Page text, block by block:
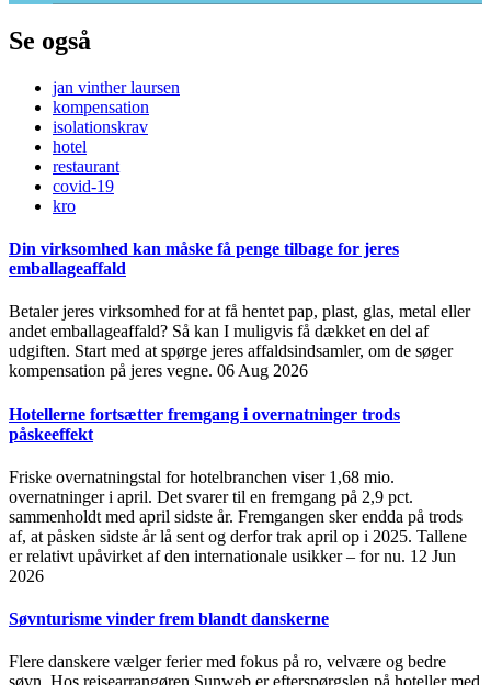
Se også
jan vinther laursen
kompensation
isolationskrav
hotel
restaurant
covid-19
kro
Din virksomhed kan måske få penge tilbage for jeres
emballageaffald
Betaler jeres virksomhed for at få hentet pap, plast, glas, metal eller
andet emballageaffald? Så kan I muligvis få dækket en del af
udgiften. Start med at spørge jeres affaldsindsamler, om de søger
kompensation på jeres vegne. 06 Aug 2026
Hotellerne fortsætter fremgang i overnatninger trods
påskeeffekt
Friske overnatningstal for hotelbranchen viser 1,68 mio.
overnatninger i april. Det svarer til en fremgang på 2,9 pct.
sammenholdt med april sidste år. Fremgangen sker endda på trods
af, at påsken sidste år lå sent og derfor trak april op i 2025. Tallene
er relativt upåvirket af den internationale usikker – for nu. 12 Jun
2026
Søvnturisme vinder frem blandt danskerne
Flere danskere vælger ferier med fokus på ro, velvære og bedre